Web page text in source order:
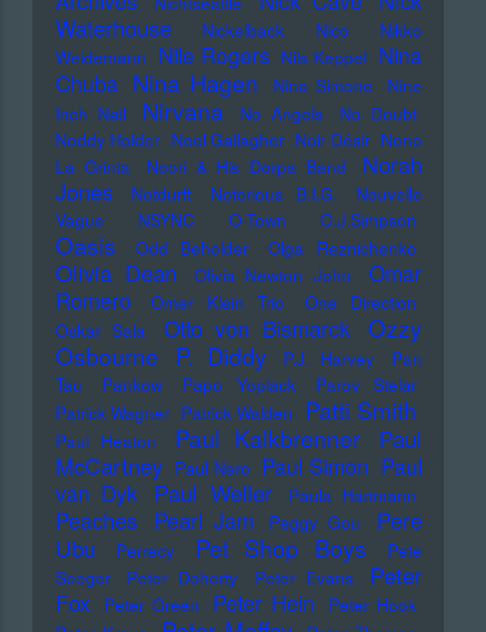
Waterhouse
Nickelback Nico
Nikko
Weidemann Nile Rogers Nils Keppel Nina
Chuba Nina Hagen Nina Simone
Nine
Inch Nail
Nirvana No Angels
No Doubt
Noddy Holder Noel Gallagher Noir Désir Nono
La Grinta
Noori & His Dorpa Band
Norah
Jones
Notdurft Notorious B.I.G.
Nouvelle
Vague
NSYNC O-Town O.J.Simpson
Oasis Odd Beholder Olga Reznichenko
Olivia Dean Olivia Newton John
Omar
Romero
Omer Klein Trio
One Direction
Oskar Sala
Otto von Bismarck Ozzy
Osbourne
P. Diddy P.J. Harvey
Pan
Tau
Pankow Papo Yoplack
Parov Stelar
Patrick Wagner Patrick Walden Patti Smith
Paul Heaton Paul Kalkbrenner
Paul
McCartney Paul Nero Paul Simon Paul
van Dyk Paul Weller Paula Hartmann
Peaches Pearl Jam Peggy Gou
Pere
Ubu
Perrecy Pet Shop Boys
Pete
Seeger
Peter Doherty Peter Evans
Peter
Fox
Peter Green Peter Hein
Peter Hook